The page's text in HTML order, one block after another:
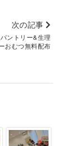
次の記事
ントリー&生理
おむつ無料配布